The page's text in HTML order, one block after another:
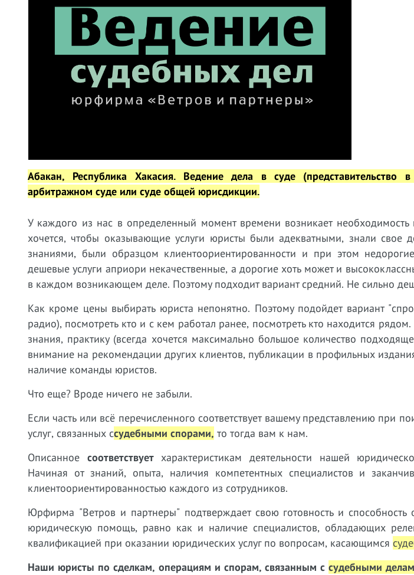
Абакан, Республика Хакасия. Ведение дела в суде (представительство в
арбитражном суде или суде общей юрисдикции.
У каждого из нас в определенный момент времени возникает
хочется, чтобы оказывающие услуги юристы были адекватными, знали
знаниями, были образцом клиентоориентированности и при этом
дешевые услуги априори некачественные, а дорогие хоть может и
в каждом возникающем деле. Поэтому подходит вариант средний. Не сильно
Как кроме цены выбирать юриста непонятно. Поэтому подойдет вариант
радио), посмотреть кто и с кем работал ранее, посмотреть кто находится
знания, практику (всегда хочется максимально большое количество
внимание на рекомендации других клиентов, публикации в профильных
наличие команды юристов.
Что еще? Вроде ничего не забыли.
Если часть или всё перечисленного соответствует вашему представлению при
услуг, связанных ссудебными спорами, то тогда вам к нам.
Описанное соответствуетхарактеристикам деятельности нашей
Начиная от знаний, опыта, наличия компетентных специалистов и
клиентоориентированностью каждого из сотрудников.
Юрфирма "Ветров и партнеры" подтверждает свою готовность и способность
юридическую помощь, равно как и наличие специалистов, обладающих
квалификацией при оказании юридических услуг по вопросам, касающимся
Наши юристы по сделкам, операциям и спорам, связанным ссудебными